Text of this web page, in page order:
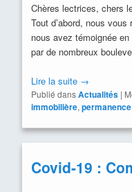
Chères lectrices, chers
Tout d’abord, nous
nous avez témoignée
par de nombreux
Lire la suite →
Publié dansActualités |
immobilière,
Covid-19 :